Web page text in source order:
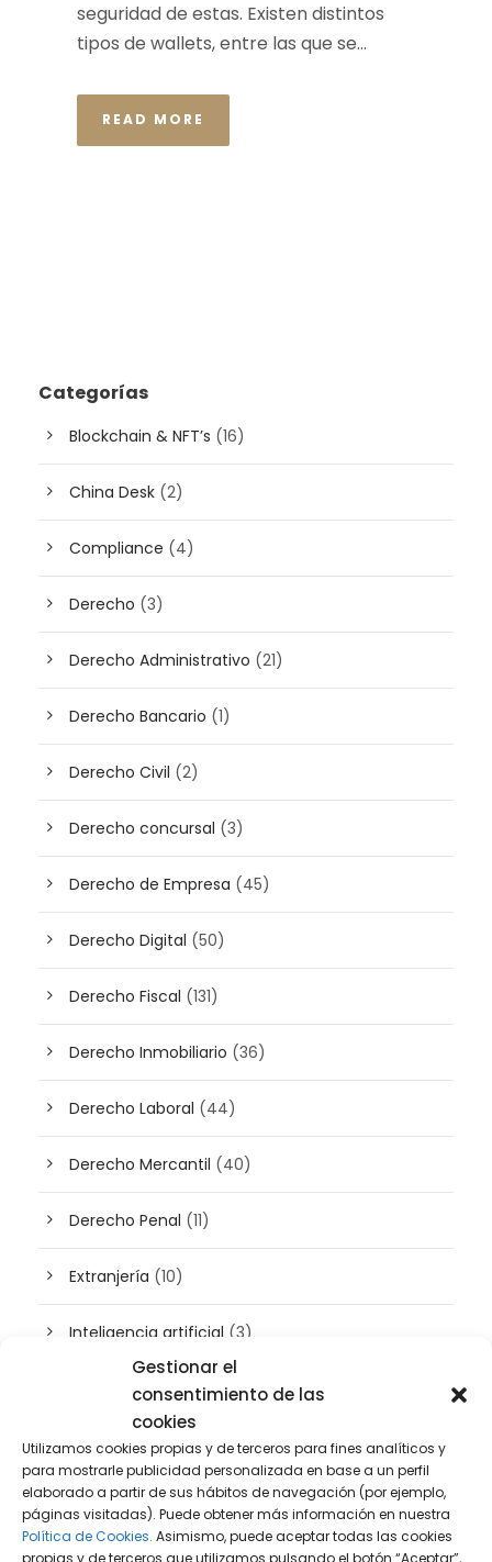
Gestionar el
consentimiento de las
cookies
Utilizamos cookies propias y de terceros para fines analíticos y
para mostrarle publicidad personalizada en base a un perfil
elaborado a partir de sus hábitos de navegación (por ejemplo,
páginas visitadas). Puede obtener más información en nuestra
Política de Cookies. Asimismo, puede aceptar todas las cookies
propias y de terceros que utilizamos pulsando el botón “Aceptar”,
seguridad de estas. Existen distintos
tipos de wallets, entre las que se...
READ MORE
Categorías
Blockchain & NFT’s (16)
China Desk (2)
Compliance (4)
Derecho (3)
Derecho Administrativo (21)
Derecho Bancario (1)
Derecho Civil (2)
Derecho concursal (3)
Derecho de Empresa (45)
Derecho Digital (50)
Derecho Fiscal (131)
Derecho Inmobiliario (36)
Derecho Laboral (44)
Derecho Mercantil (40)
Derecho Penal (11)
Extranjería (10)
Inteligencia artificial (3)
Patrimonio(5)
Plusvalía(2)
Prensa(2)
Propiedad intelectual e industrial(13)